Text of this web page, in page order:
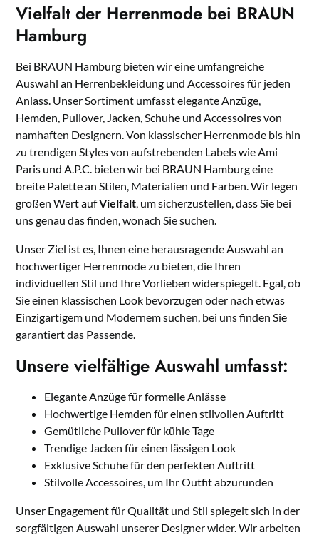
Vielfalt der Herrenmode bei BRAUN
Hamburg
Bei BRAUN Hamburg bieten wir eine umfangreiche
Auswahl an Herrenbekleidung und Accessoires für jeden
Anlass. Unser Sortiment umfasst elegante Anzüge,
Hemden, Pullover, Jacken, Schuhe und Accessoires von
namhaften Designern. Von klassischer Herrenmode bis hin
zu trendigen Styles von aufstrebenden Labels wie Ami
Paris und A.P.C. bieten wir bei BRAUN Hamburg eine
breite Palette an Stilen, Materialien und Farben. Wir legen
großen Wert aufVielfalt, um sicherzustellen, dass Sie bei
uns genau das finden, wonach Sie suchen.
Unser Ziel ist es, Ihnen eine herausragende Auswahl an
hochwertiger Herrenmode zu bieten, die Ihren
individuellen Stil und Ihre Vorlieben widerspiegelt. Egal, ob
Sie einen klassischen Look bevorzugen oder nach etwas
Einzigartigem und Modernem suchen, bei uns finden Sie
garantiert das Passende.
Unsere vielfältige Auswahl umfasst:
Elegante Anzüge für formelle Anlässe
Hochwertige Hemden für einen stilvollen Auftritt
Gemütliche Pullover für kühle Tage
Trendige Jacken für einen lässigen Look
Exklusive Schuhe für den perfekten Auftritt
Stilvolle Accessoires, um Ihr Outfit abzurunden
Unser Engagement für Qualität und Stil spiegelt sich in der
sorgfältigen Auswahl unserer Designer wider. Wir arbeiten